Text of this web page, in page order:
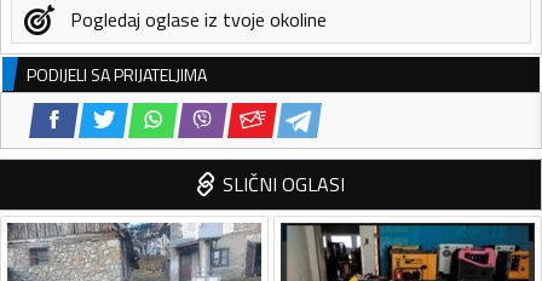
Pogledaj oglase iz tvoje okoline
PODIJELI SA PRIJATELJIMA
SLIČNI OGLASI